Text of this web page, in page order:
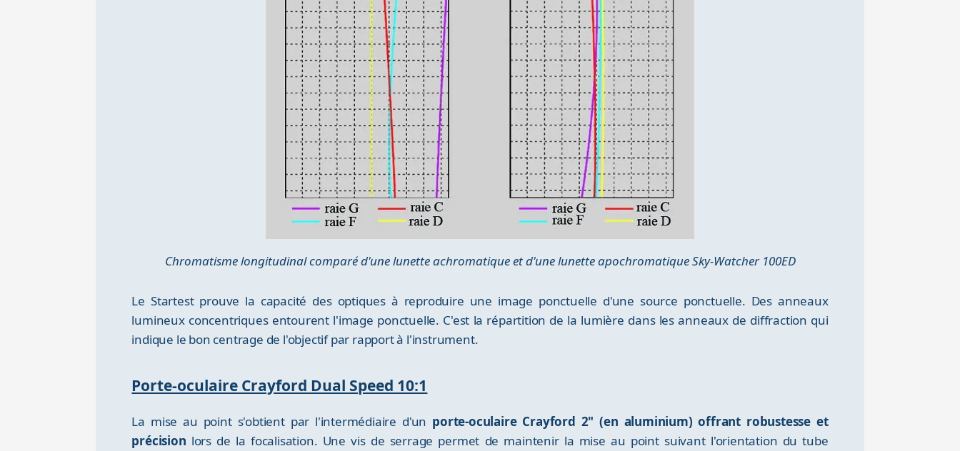
Chromatisme longitudinal comparé d'une lunette achromatique et d'une lunette apochromatique Sky-Watcher 100ED
Le Startest prouve la capacité des optiques à reproduire une image ponctuelle d'une source ponctuelle. Des anneaux
lumineux concentriques entourent l'image ponctuelle. C'est la répartition de la lumière dans les anneaux de diffraction qui
indique le bon centrage de l'objectif par rapport à l'instrument.
Porte-oculaire Crayford Dual Speed 10:1
La mise au point s'obtient par l'intermédiaire d'un porte-oculaire Crayford 2" (en aluminium) offrant robustesse et
précision lors de la focalisation. Une vis de serrage permet de maintenir la mise au point suivant l'orientation du tube